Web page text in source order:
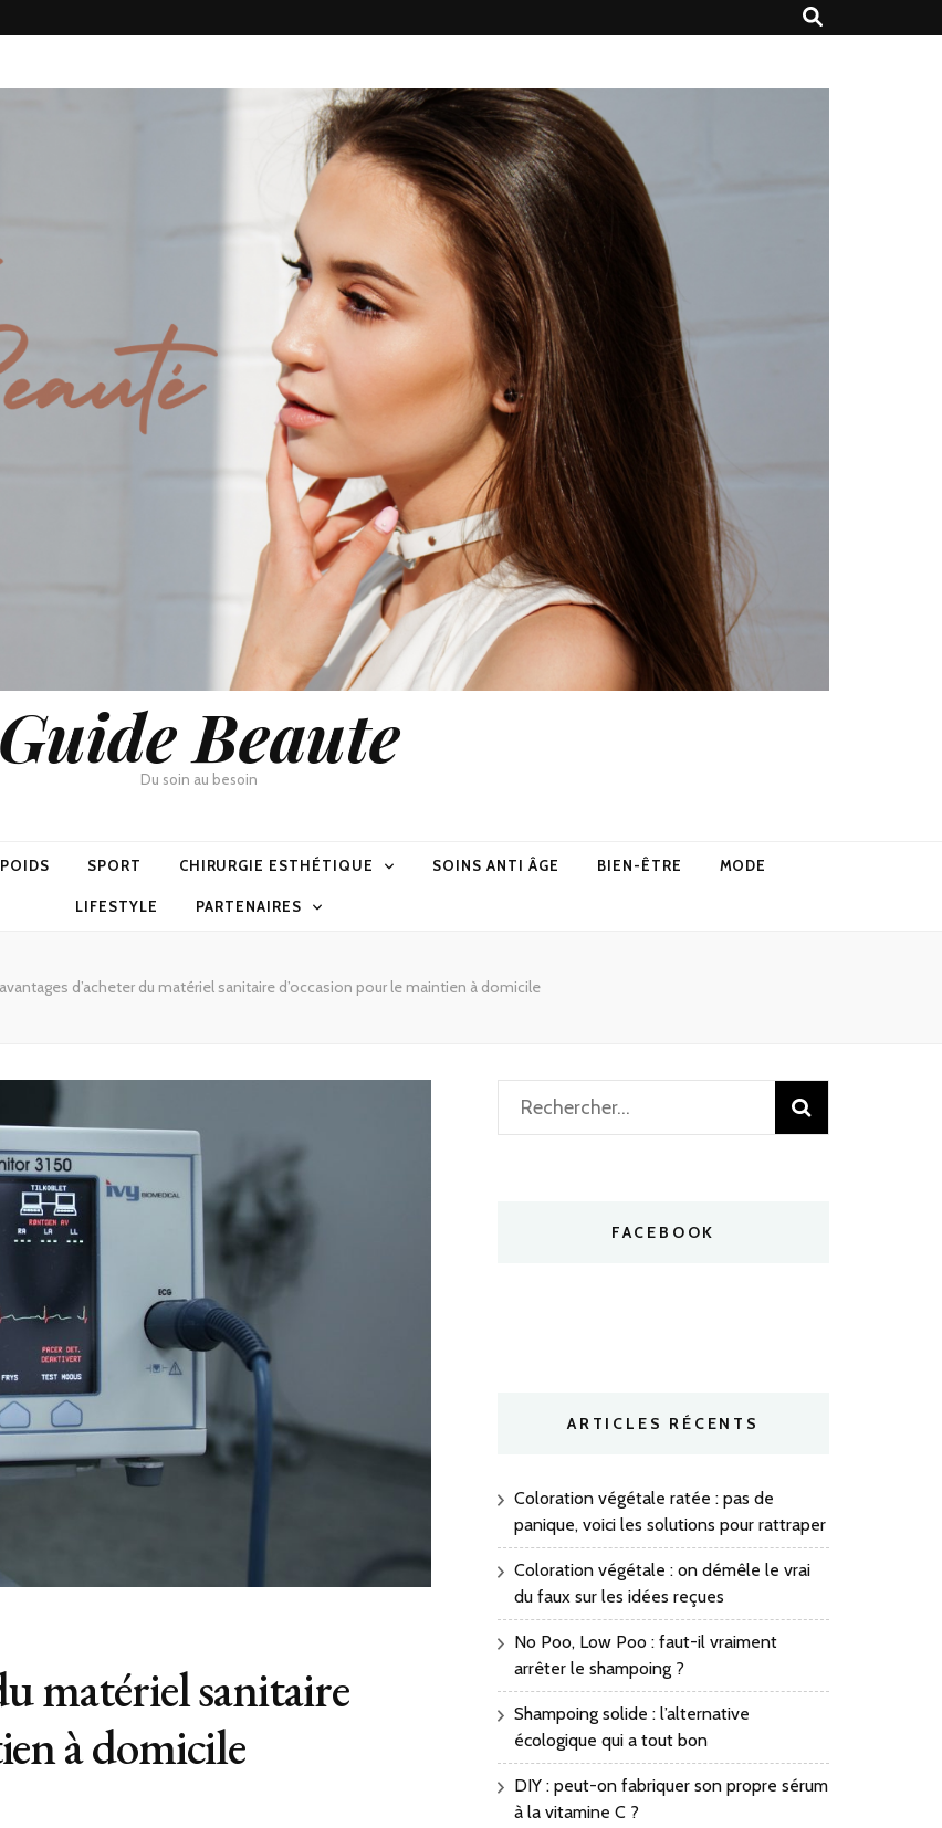
Guide Beaute
Du soin au besoin
SPORT CHIRURGIE ESTHÉTIQUE SOINS ANTI ÂGE BIEN-ÊTRE MODE
LIFESTYLE PARTENAIRES
d’acheter du matériel sanitaire d’occasion pour le maintien à domicile
matériel sanitaire
à domicile
Rechercher :
FACEBOOK
ARTICLES RÉCENTS
Coloration végétale ratée : pas de
panique, voici les solutions pour rattraper
Coloration végétale : on démêle le vrai
du faux sur les idées reçues
No Poo, Low Poo : faut-il vraiment
arrêter le shampoing ?
Shampoing solide : l’alternative
écologique qui a tout bon
DIY : peut-on fabriquer son propre sérum
à la vitamine C ?